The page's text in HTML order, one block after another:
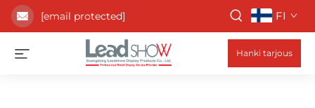
[email protected] FI
Hanki tarjous